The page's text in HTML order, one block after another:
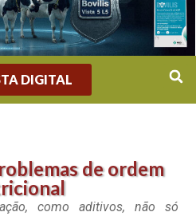
DIGITAL
de ordem
como aditivos, não só